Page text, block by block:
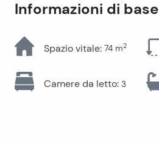
Informazioni di base
Spazio vitale: 74 m2
Camere da letto: 3